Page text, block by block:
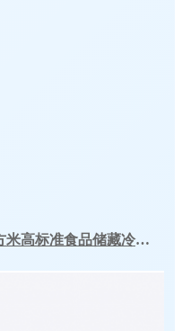
春发生物科技（宁夏）2666立方米高标准食品储藏冷库工程案例